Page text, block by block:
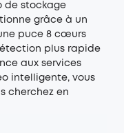
de stockage
grâce à un
puce 8 cœurs
plus rapide
aux services
intelligente, vous
cherchez en